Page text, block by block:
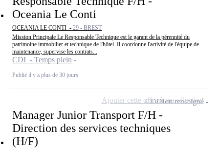
Oceania Le Conti
OCEANIA LE CONTI - 29 - BREST
Mission Principale Le Responsable Technique est le garant de la pérennité du
patrimoine immobilier et technique de l'hôtel. Il coordonne l'activité de l'équipe de
maintenance, supervise les contrats...
CDI - Temps plein
Publié il y a plus de 30 jours
Manager Junior Transport F/H -
Direction des services techniques
(H/F)
CDINon renseigné
Ajouter cette offre à ma sélection